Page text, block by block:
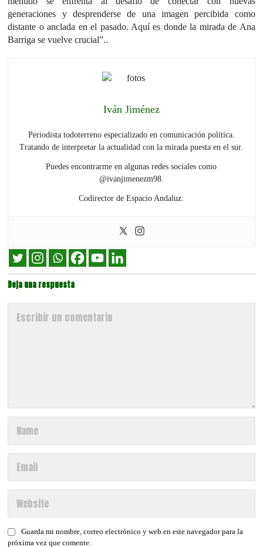
generaciones y desprenderse de una imagen percibida como
distante o anclada en el pasado. Aquí es donde la mirada de Ana
Barriga se vuelve crucial”..
Iván Jiménez
Periodista todoterreno especializado en comunicación política.
Tratando de interpretar la actualidad con la mirada puesta en el sur.
Puedes encontrarme en algunas redes sociales como
@ivanjimenezm98.
Codirector de Espacio Andaluz.
Deja una respuesta
Guarda mi nombre, correo electrónico y web en este navegador para la
próxima vez que comente.